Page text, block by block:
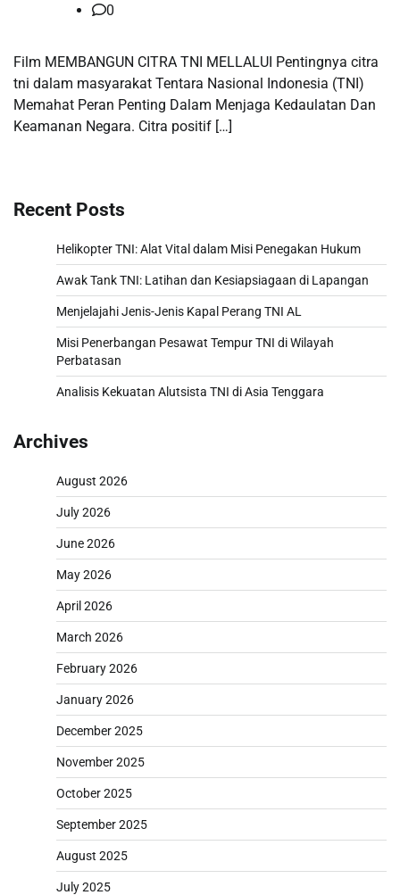
0
Film MEMBANGUN CITRA TNI MELLALUI Pentingnya citra
tni dalam masyarakat Tentara Nasional Indonesia (TNI)
Memahat Peran Penting Dalam Menjaga Kedaulatan Dan
Keamanan Negara. Citra positif […]
Recent Posts
Helikopter TNI: Alat Vital dalam Misi Penegakan Hukum
Awak Tank TNI: Latihan dan Kesiapsiagaan di Lapangan
Menjelajahi Jenis-Jenis Kapal Perang TNI AL
Misi Penerbangan Pesawat Tempur TNI di Wilayah
Perbatasan
Analisis Kekuatan Alutsista TNI di Asia Tenggara
Archives
August 2026
July 2026
June 2026
May 2026
April 2026
March 2026
February 2026
January 2026
December 2025
November 2025
October 2025
September 2025
August 2025
July 2025